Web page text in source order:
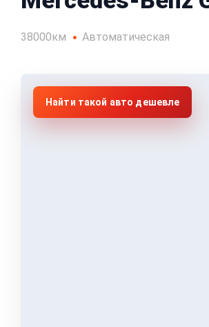
38000км Автоматическая
Найти такой авто дешевле